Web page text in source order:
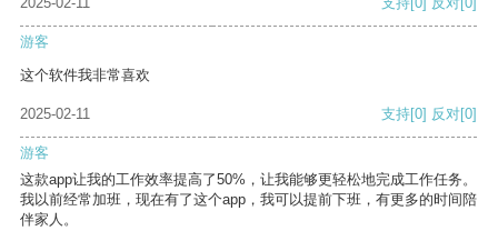
游客
这个软件我非常喜欢
2025-02-11 支持[0] 反对[0]
游客
这款app让我的工作效率提高了50%，让我能够更轻松地完成工作任务。
我以前经常加班，现在有了这个app，我可以提前下班，有更多的时间陪
伴家人。